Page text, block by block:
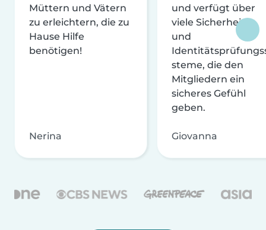
Müttern und Vätern
zu erleichtern, die zu
Hause Hilfe
benötigen!
Nerina
und verfügt über
viele Sicherheits-
und
steme, die den
Mitgliedern ein
sicheres Gefühl
geben.
Giovanna